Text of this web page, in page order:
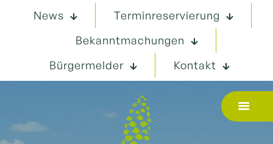
News
Terminreservierung
Bekanntmachungen
Bürgermelder
Kontakt